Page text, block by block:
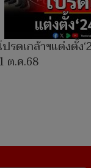
ปรดเกล้าฯแต่งตั้ง
1 ต.ค.68